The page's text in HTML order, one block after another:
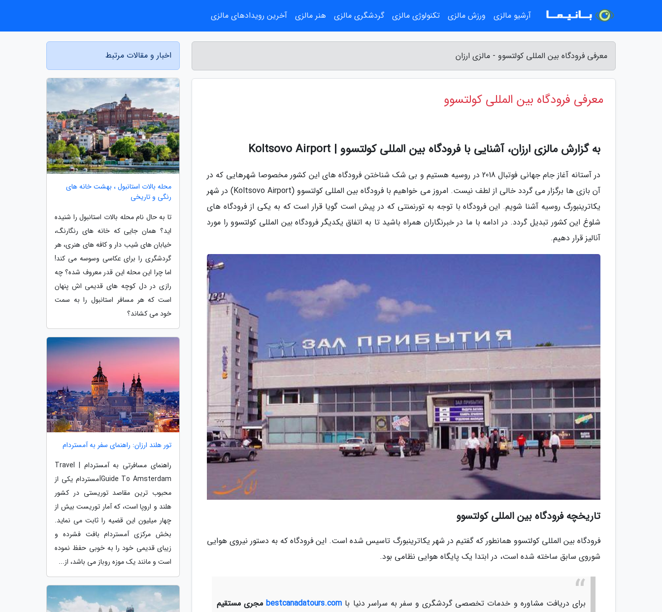
معرفی فرودگاه بین المللی کولتسوو - مالزی ارزان
معرفی فرودگاه بین المللی کولتسوو
به گزارش مالزی ارزان، آشنایی با فرودگاه بین المللی کولتسوو | Koltsovo Airport
در آستانه آغاز جام جهانی فوتبال 2018 در روسیه هستیم و بی شک شناختن فرودگاه های این کشور مخصوصا شهرهایی که در
آن بازی ها برگزار می گردد خالی از لطف نیست. امروز می خواهیم با فرودگاه بین المللی کولتسوو (Koltsovo Airport) در شهر
یکاترینبورگ روسیه آشنا شویم. این فرودگاه با توجه به تورنمنتی که در پیش است گویا قرار است که به یکی از فرودگاه های
شلوغ این کشور تبدیل گردد. در ادامه با ما در خبرنگاران همراه باشید تا به اتفاق یکدیگر فرودگاه بین المللی کولتسوو را مورد
آنالیز قرار دهیم.
تاریخچه فرودگاه بین المللی کولتسوو
فرودگاه بین المللی کولتسوو همانطور که گفتیم در شهر یکاترینبورگ تاسیس شده است. این فرودگاه که به دستور نیروی هوایی
شوروی سابق ساخته شده است، در ابتدا یک پایگاه هوایی نظامی بود.
برای دریافت مشاوره و خدمات تخصصی گردشگری و سفر به سراسر دنیا با bestcanadatours.com مجری مستقیم
اخبار و مقالات مرتبط
محله بالات استانبول ، بهشت خانه های
رنگی و تاریخی
تا به حال نام محله بالات استانبول را شنیده
اید؟ همان جایی که خانه های رنگارنگ،
خیابان های شیب دار و کافه های هنری، هر
گردشگری را برای عکاسی وسوسه می کند!
اما چرا این محله این قدر معروف شده؟ چه
رازی در دل کوچه های قدیمی اش پنهان
است که هر مسافر استانبول را به سمت
خود می کشاند؟
تور هلند ارزان: راهنمای سفر به آمستردام
راهنمای مسافرتی به آمستردام | Travel
Guide To Amsterdamآمستردام یکی از
محبوب ترین مقاصد توریستی در کشور
هلند و اروپا است، که آمار توریست بیش از
چهار میلیون این قضیه را ثابت می نماید.
بخش مرکزی آمستردام بافت فشرده و
زیبای قدیمی خود را به خوبی حفظ نموده
است و مانند یک موزه روباز می باشد، از...
آرشیو مالزی ورزش مالزی تکنولوژی مالزی گردشگری مالزی هنر مالزی آخرین رویدادهای مالزی